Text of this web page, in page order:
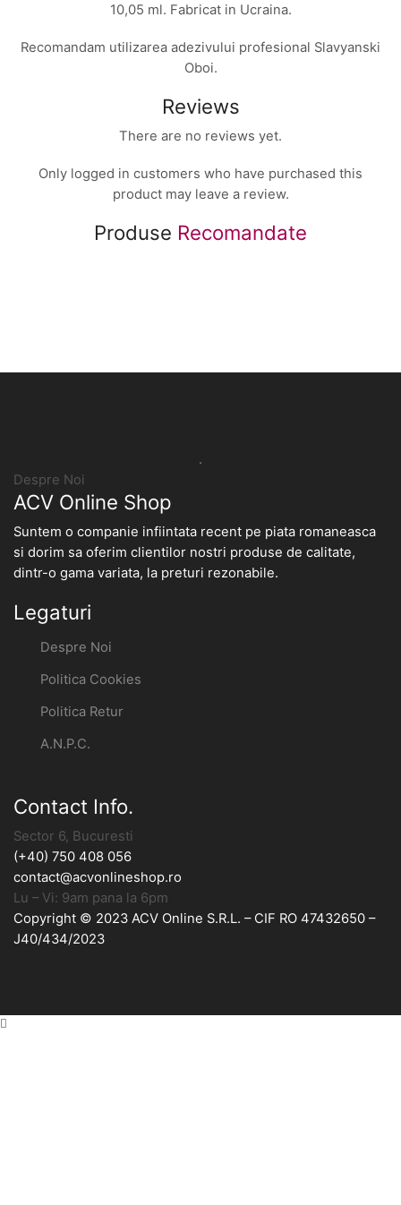
10,05 ml. Fabricat in Ucraina.
Recomandam utilizarea adezivului profesional Slavyanski
Oboi.
Reviews
There are no reviews yet.
Only logged in customers who have purchased this
product may leave a review.
Produse Recomandate
.
Despre Noi
ACV Online Shop
Suntem o companie infiintata recent pe piata romaneasca
si dorim sa oferim clientilor nostri produse de calitate,
dintr-o gama variata, la preturi rezonabile.
Legaturi
Despre Noi
Politica Cookies
Politica Retur
A.N.P.C.
Contact Info.
Sector 6, Bucuresti
(+40) 750 408 056
contact@acvonlineshop.ro
Lu – Vi: 9am pana la 6pm
Copyright © 2023 ACV Online S.R.L. – CIF RO 47432650 –
J40/434/2023